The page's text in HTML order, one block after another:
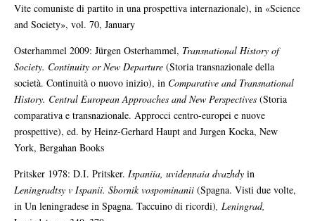
Vite comuniste di partito in una prospettiva internazionale), in «Science
and Society», vol. 70, January
Osterhammel 2009: Jürgen Osterhammel, Transnational History of
Society. Continuity or New Departure (Storia transnazionale della
società. Continuità o nuovo inizio), in Comparative and Transnational
History. Central European Approaches and New Perspectives (Storia
comparativa e transnazionale. Approcci centro-europei e nuove
prospettive), ed. by Heinz-Gerhard Haupt and Jurgen Kocka, New
York, Bergahan Books
Pritsker 1978: D.I. Pritsker. Ispaniia, uvidennaia dvazhdy in
Leningradtsy v Ispanii. Sbornik vospominanii (Spagna. Visti due volte,
in Un leningradese in Spagna. Taccuino di ricordi), Leningrad,